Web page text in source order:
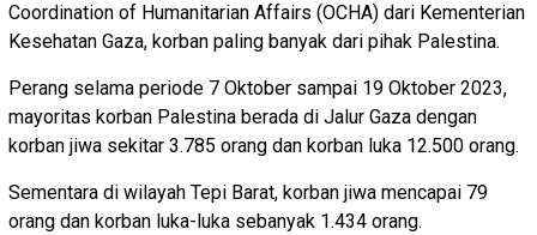
Coordination of Humanitarian Affairs (OCHA) dari Kementerian
Kesehatan Gaza, korban paling banyak dari pihak Palestina.
Perang selama periode 7 Oktober sampai 19 Oktober 2023,
mayoritas korban Palestina berada di Jalur Gaza dengan
korban jiwa sekitar 3.785 orang dan korban luka 12.500 orang.
Sementara di wilayah Tepi Barat, korban jiwa mencapai 79
orang dan korban luka-luka sebanyak 1.434 orang.